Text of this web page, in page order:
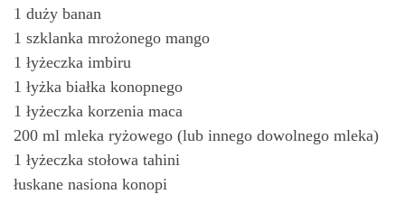
1 duży banan
1 szklanka mrożonego mango
1 łyżeczka imbiru
1 łyżka białka konopnego
1 łyżeczka korzenia maca
200 ml mleka ryżowego (lub innego dowolnego mleka)
1 łyżeczka stołowa tahini
łuskane nasiona konopi